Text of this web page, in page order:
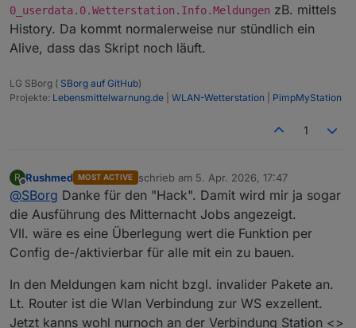
0_userdata.0.Wetterstation.Info.Meldungen zB. mittels
History. Da kommt normalerweise nur stündlich ein
Alive, dass das Skript noch läuft.
LG SBorg ( SBorg auf GitHub)
Projekte: Lebensmittelwarnung.de WLAN-Wetterstation PimpMyStation
1
R
Offline
Rushmed MOST ACTIVE schrieb am 5. Apr. 2026, 17:47
zuletzt editiert von
@SBorg Danke für den "Hack". Damit wird mir ja sogar
die Ausführung des Mitternacht Jobs angezeigt.
Vll. wäre es eine Überlegung wert die Funktion per
Config de-/aktivierbar für alle mit ein zu bauen.
In den Meldungen kam nicht bzgl. invalider Pakete an.
Lt. Router ist die Wlan Verbindung zur WS exzellent.
Jetzt kanns wohl nurnoch an der Verbindung Station <>